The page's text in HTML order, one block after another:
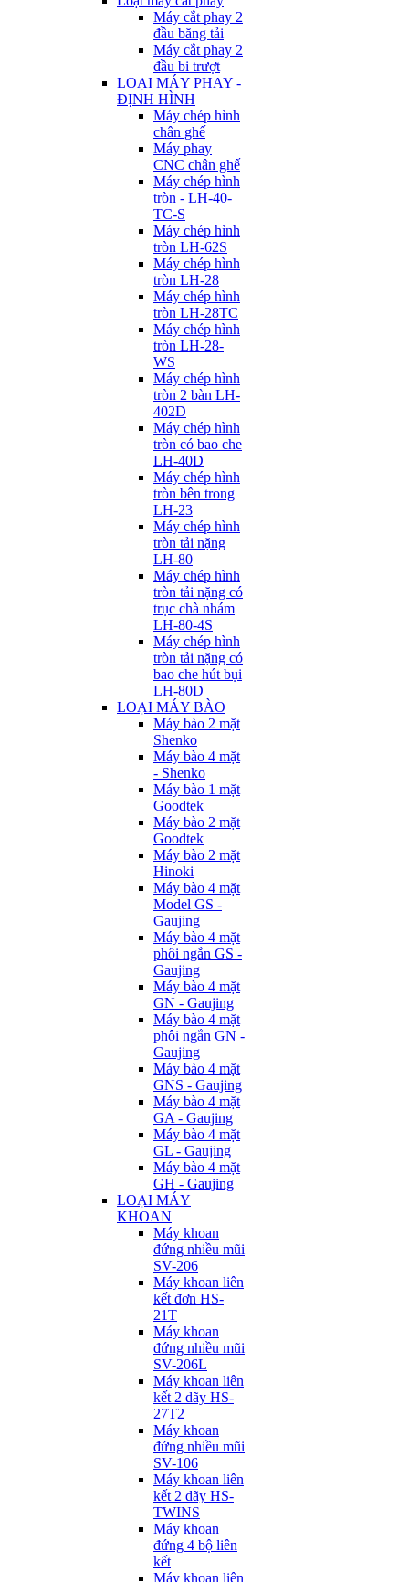
Máy cắt phay 2
đầu băng tải
Máy cắt phay 2
đầu bi trượt
LOẠI MÁY PHAY -
ĐỊNH HÌNH
Máy chép hình
chân ghế
Máy phay
CNC chân ghế
Máy chép hình
tròn - LH-40-
TC-S
Máy chép hình
tròn LH-62S
Máy chép hình
tròn LH-28
Máy chép hình
tròn LH-28TC
Máy chép hình
tròn LH-28-
WS
Máy chép hình
tròn 2 bàn LH-
402D
Máy chép hình
tròn có bao che
LH-40D
Máy chép hình
tròn bên trong
LH-23
Máy chép hình
tròn tải nặng
LH-80
Máy chép hình
tròn tải nặng có
trục chà nhám
LH-80-4S
Máy chép hình
tròn tải nặng có
bao che hút bụi
LH-80D
LOẠI MÁY BÀO
Máy bào 2 mặt
Shenko
Máy bào 4 mặt
- Shenko
Máy bào 1 mặt
Goodtek
Máy bào 2 mặt
Goodtek
Máy bào 2 mặt
Hinoki
Máy bào 4 mặt
Model GS -
Gaujing
Máy bào 4 mặt
phôi ngắn GS -
Gaujing
Máy bào 4 mặt
GN - Gaujing
Máy bào 4 mặt
phôi ngắn GN -
Gaujing
Máy bào 4 mặt
GNS - Gaujing
Máy bào 4 mặt
GA - Gaujing
Máy bào 4 mặt
GL - Gaujing
Máy bào 4 mặt
GH - Gaujing
LOẠI MÁY
KHOAN
Máy khoan
đứng nhiều mũi
SV-206
Máy khoan liên
kết đơn HS-
21T
Máy khoan
đứng nhiều mũi
SV-206L
Máy khoan liên
kết 2 dãy HS-
27T2
Máy khoan
đứng nhiều mũi
SV-106
Máy khoan liên
kết 2 dãy HS-
TWINS
Máy khoan
đứng 4 bộ liên
kết
Máy khoan liên